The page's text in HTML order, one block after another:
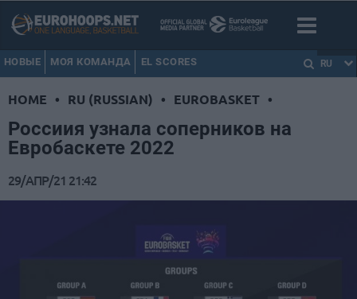
НОВЫЕ МОЯ КОМАНДА EL SCORES RU
HOME • RU (RUSSIAN) • EUROBASKET •
Россиия узнала соперников на
Евробаскете 2022
29/АПР/21 21:42